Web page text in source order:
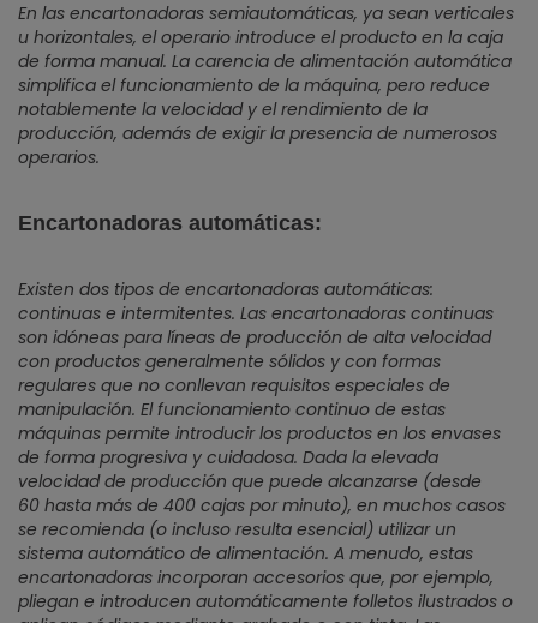
En las encartonadoras semiautomáticas, ya sean verticales
u horizontales, el operario introduce el producto en la caja
de forma manual. La carencia de alimentación automática
simplifica el funcionamiento de la máquina, pero reduce
notablemente la velocidad y el rendimiento de la
producción, además de exigir la presencia de numerosos
operarios.
Encartonadoras automáticas:
Existen dos tipos de encartonadoras automáticas:
continuas e intermitentes. Las encartonadoras continuas
son idóneas para líneas de producción de alta velocidad
con productos generalmente sólidos y con formas
regulares que no conllevan requisitos especiales de
manipulación. El funcionamiento continuo de estas
máquinas permite introducir los productos en los envases
de forma progresiva y cuidadosa. Dada la elevada
velocidad de producción que puede alcanzarse (desde
60 hasta más de 400 cajas por minuto), en muchos casos
se recomienda (o incluso resulta esencial) utilizar un
sistema automático de alimentación. A menudo, estas
encartonadoras incorporan accesorios que, por ejemplo,
pliegan e introducen automáticamente folletos ilustrados o